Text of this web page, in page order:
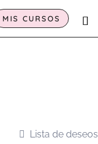
MIS CURSOS
Lista de deseos